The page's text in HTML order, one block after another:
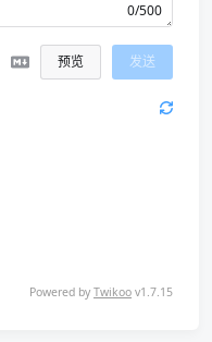
0/500
预览 发送
Powered by Twikoo v1.7.15